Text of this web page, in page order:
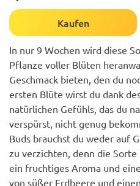
Kaufen
In nur 9 Wochen wird diese
Pflanze voller Blüten
Geschmack bieten, den du
ersten Blüte wirst du dank
natürlichen Gefühls, das du
verspürst, nicht genug
Buds brauchst du weder auf
zu verzichten, denn die
ein fruchtiges Aroma und
von süßer Erdbeere und